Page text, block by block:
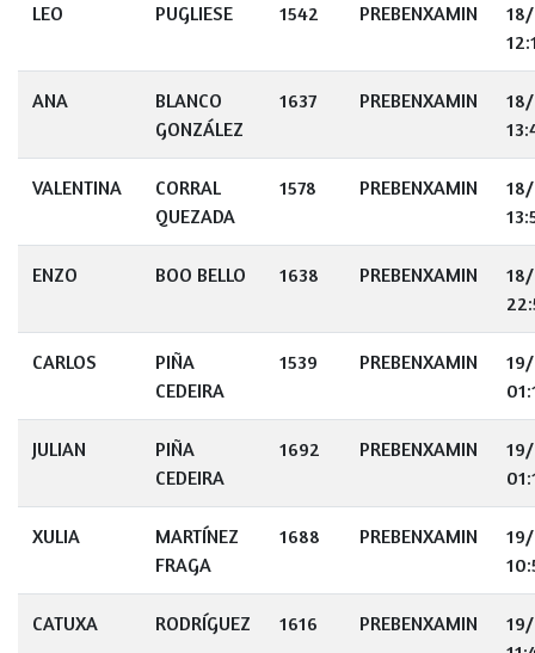
LEO PUGLIESE 1542 PREBENXAMIN
ANA
BLANCO
GONZÁLEZ
1637 PREBENXAMIN
VALENTINA
CORRAL
QUEZADA
1578 PREBENXAMIN
ENZO BOO BELLO 1638 PREBENXAMIN
CARLOS
PIÑA
CEDEIRA
1539 PREBENXAMIN
JULIAN
PIÑA
CEDEIRA
1692 PREBENXAMIN
XULIA
MARTÍNEZ
FRAGA
1688 PREBENXAMIN
CATUXA RODRÍGUEZ 1616 PREBENXAMIN